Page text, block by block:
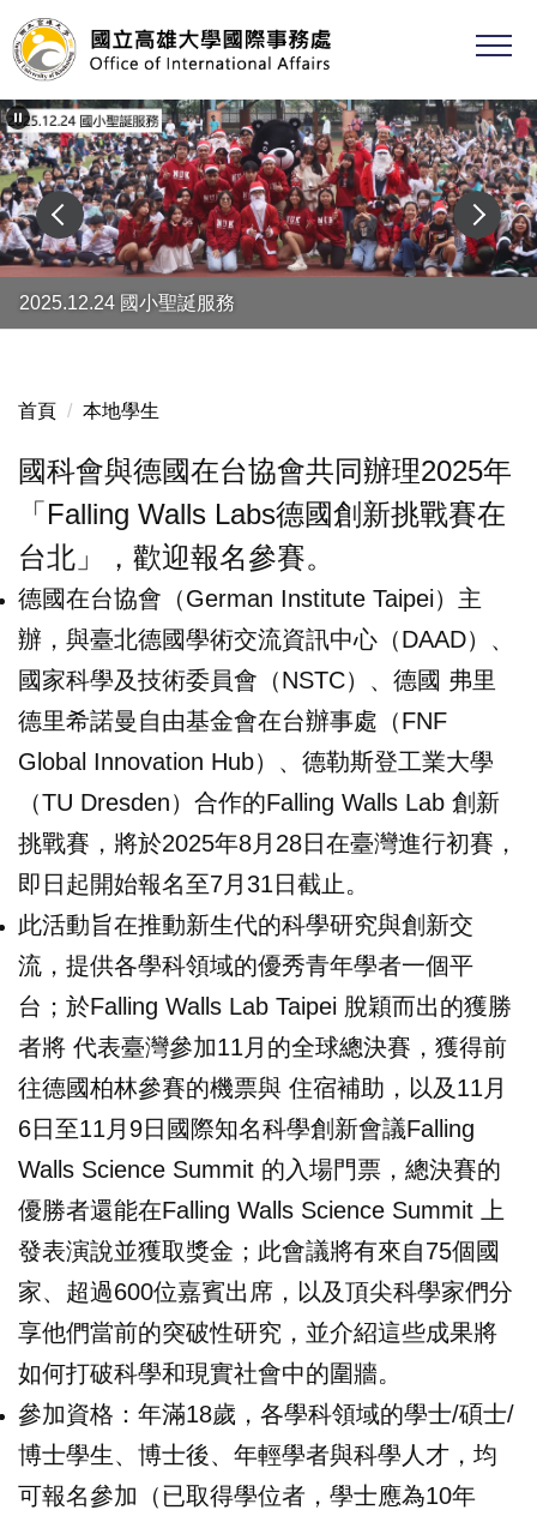
跳
到
主
要
內
容
區
2025.12.24 國小聖誕服務
首頁 本地學生
國科會與德國在台協會共同辦理2025年
「Falling Walls Labs德國創新挑戰賽在
台北」，歡迎報名參賽。
德國在台協會（German Institute Taipei）主
辦，與臺北德國學術交流資訊中心（DAAD）、
國家科學及技術委員會（NSTC）、德國 弗里
德里希諾曼自由基金會在台辦事處（FNF
Global Innovation Hub）、德勒斯登工業大學
（TU Dresden）合作的Falling Walls Lab 創新
挑戰賽，將於2025年8月28日在臺灣進行初賽，
即日起開始報名至7月31日截止。
此活動旨在推動新生代的科學研究與創新交
流，提供各學科領域的優秀青年學者一個平
台；於Falling Walls Lab Taipei 脫穎而出的獲勝
者將 代表臺灣參加11月的全球總決賽，獲得前
往德國柏林參賽的機票與 住宿補助，以及11月
6日至11月9日國際知名科學創新會議Falling
Walls Science Summit 的入場門票，總決賽的
優勝者還能在Falling Walls Science Summit 上
發表演說並獲取獎金；此會議將有來自75個國
家、超過600位嘉賓出席，以及頂尖科學家們分
享他們當前的突破性研究，並介紹這些成果將
如何打破科學和現實社會中的圍牆。
參加資格：年滿18歲，各學科領域的學士/碩士/
博士學生、博士後、年輕學者與科學人才，均
可報名參加（已取得學位者，學士應為10年